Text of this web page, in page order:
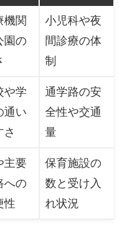
機関
園の
小児科や夜
間診療の体
制
や学
通い
さ
通学路の安
全性や交通
量
主要
への
性
保育施設の
数と受け入
れ状況